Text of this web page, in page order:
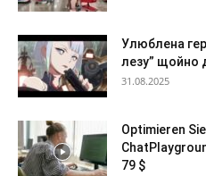
Улюблена
лезу” щойно
31.08.2025
Optimieren
79 $